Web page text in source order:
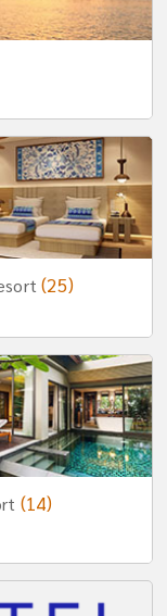
(25)
(14)